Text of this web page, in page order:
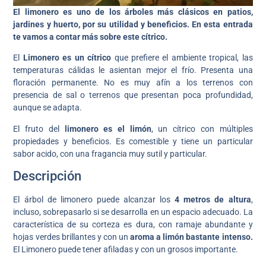
El limonero es uno de los árboles más clásicos en patios,
jardines y huerto, por su utilidad y beneficios. En esta entrada
te vamos a contar más sobre este cítrico.
El Limonero es un cítrico que prefiere el ambiente tropical, las
temperaturas cálidas le asientan mejor el frío. Presenta una
floración permanente. No es muy afín a los terrenos con
presencia de sal o terrenos que presentan poca profundidad,
aunque se adapta.
El fruto del limonero es el limón, un cítrico con múltiples
propiedades y beneficios. Es comestible y tiene un particular
sabor acido, con una fragancia muy sutil y particular.
Descripción
El árbol de limonero puede alcanzar los4 metros de altura,
incluso, sobrepasarlo si se desarrolla en un espacio adecuado. La
característica de su corteza es dura, con ramaje abundante y
hojas verdes brillantes y con unaroma a limón bastante intenso.
El Limonero puede tener afiladas y con un grosos importante.